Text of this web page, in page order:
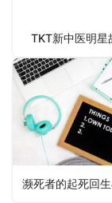
TKT新中医明星